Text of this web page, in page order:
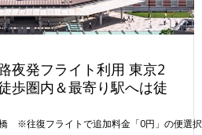
夜発フライト利用 東京2
歩圏内＆最寄り駅へは徒
※往復フライトで追加料金「0円」の便選